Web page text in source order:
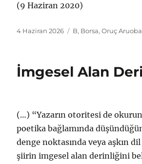
(9 Haziran 2020)
Yayın
4 Haziran 2026 Etiketler
B, Borsa,Oruç Aruoba
İmgesel Alan
(…) “Yazarın otoritesi de
poetika bağlamında
denge noktasında veya aşkın
şiirin imgesel alan derinliğini